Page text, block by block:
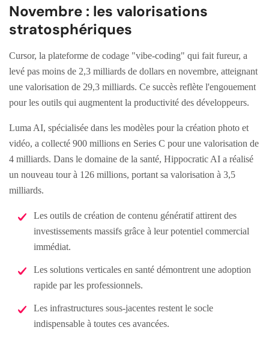
Novembre : les valorisations
stratosphériques
Cursor, la plateforme de codage "vibe-coding" qui fait fureur, a
levé pas moins de 2,3 milliards de dollars en novembre, atteignant
une valorisation de 29,3 milliards. Ce succès reflète l'engouement
pour les outils qui augmentent la productivité des développeurs.
Luma AI, spécialisée dans les modèles pour la création photo et
vidéo, a collecté 900 millions en Series C pour une valorisation de
4 milliards. Dans le domaine de la santé, Hippocratic AI a réalisé
un nouveau tour à 126 millions, portant sa valorisation à 3,5
milliards.
Les outils de création de contenu génératif attirent des
investissements massifs grâce à leur potentiel commercial
immédiat.
Les solutions verticales en santé démontrent une adoption
rapide par les professionnels.
Les infrastructures sous-jacentes restent le socle
indispensable à toutes ces avancées.